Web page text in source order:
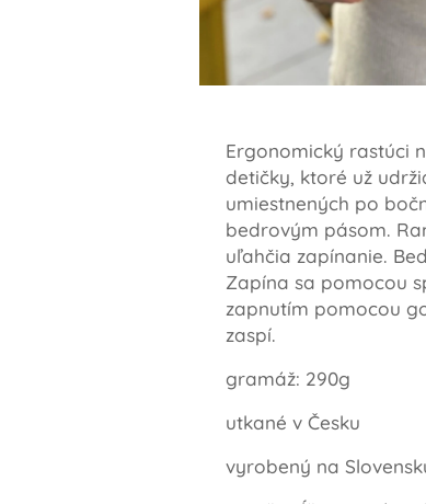
Ergonomický rastúci
detičky, ktoré už
umiestnených po
bedrovým pásom.
uľahčia zapínanie.
Zapína sa pomocou
zapnutím pomocou
zaspí.
gramáž: 290g
utkané v Česku
vyrobený na